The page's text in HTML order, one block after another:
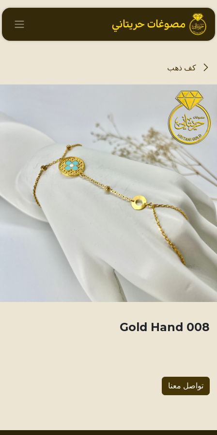
تخطي للذهاب إلى المحتوى
كف ذهب
008 Gold Hand
تواصل معنا